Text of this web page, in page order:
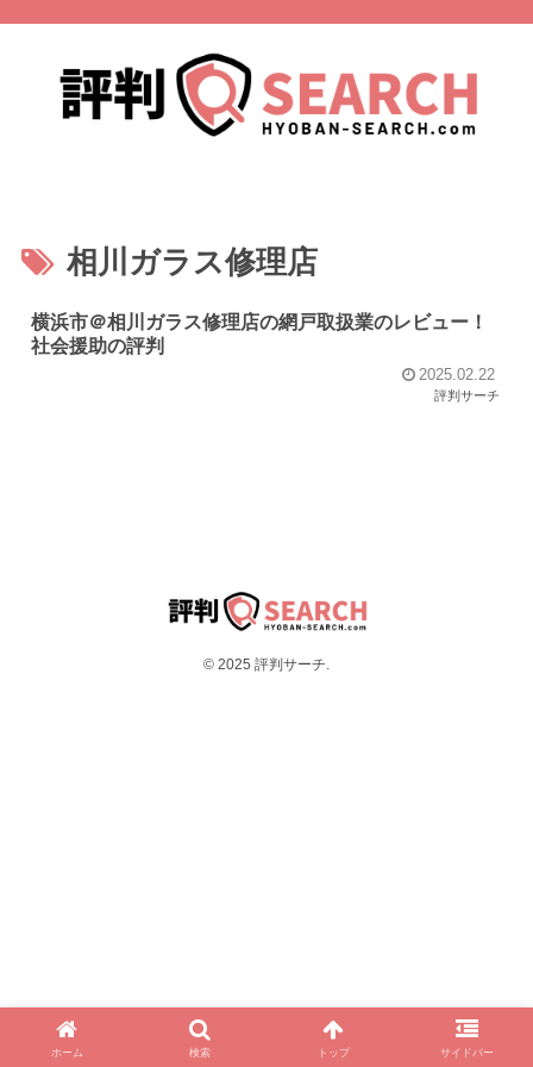
相川ガラス修理店
横浜市＠相川ガラス修理店の網戸取扱業のレビュー！
社会援助の評判
2025.02.22
評判サーチ
© 2025 評判サーチ.
ホーム 検索 トップ サイドバー